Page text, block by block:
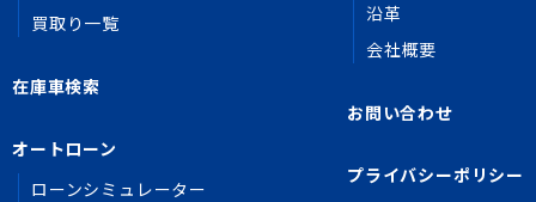
買取り一覧
在庫車検索
オートローン
ローンシミュレーター
沿革
会社概要
お問い合わせ
プライバシーポリシー